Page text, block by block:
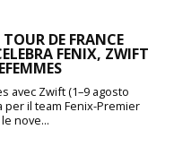
DE FRANCE
FENIX, ZWIFT
avec Zwift (1–9 agosto
per il team Fenix-Premier
nove...